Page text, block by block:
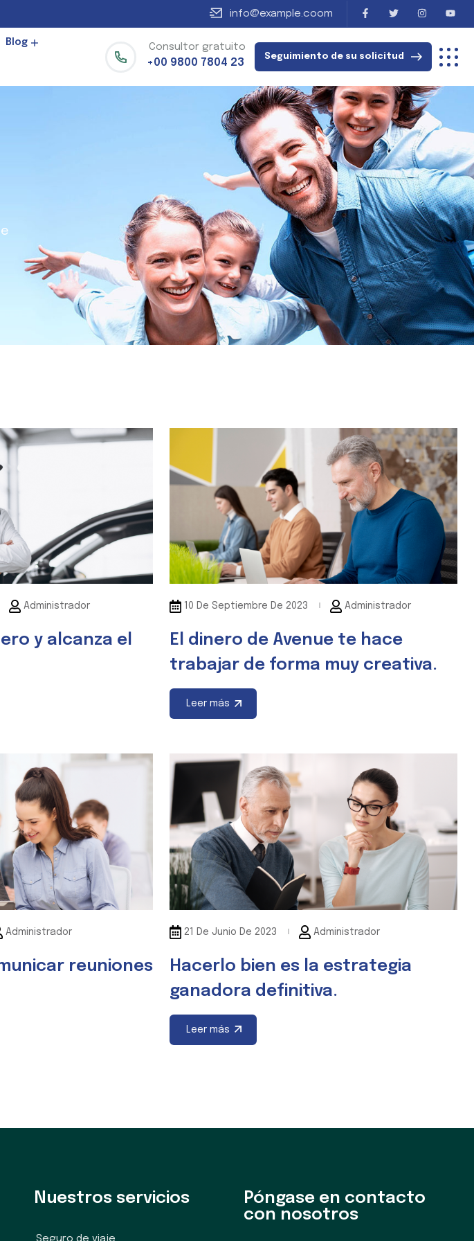
info@example.coom
Blog Consultor gratuito
+00 9800 7804 23 Seguimiento de su solicitud
Administrador
y alcanza el
10 De Septiembre De 2023 Administrador
El dinero de Avenue te hace
trabajar de forma muy creativa.
Leer más
Administrador
reuniones
21 De Junio De 2023 Administrador
Hacerlo bien es la estrategia
ganadora definitiva.
Leer más
Nuestros servicios
Seguro de viaje
Póngase en contacto
con nosotros